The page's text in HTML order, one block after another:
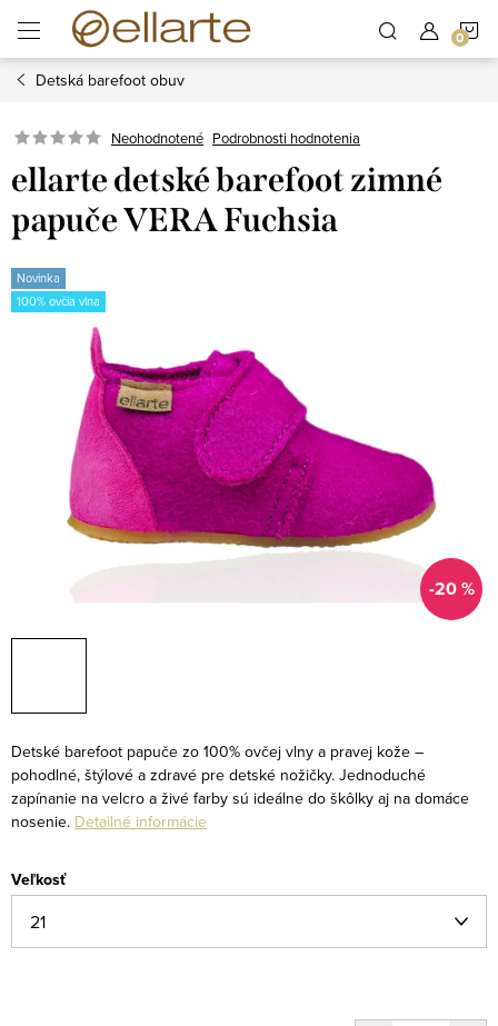
obsah
Detská barefoot obuv
Neohodnotené Podrobnosti hodnotenia
ellarte detské barefoot zimné
papuče VERA Fuchsia
Novinka
100% ovčia vlna
-20 %
Detské barefoot papuče zo 100% ovčej vlny a pravej kože –
pohodlné, štýlové a zdravé pre detské nožičky. Jednoduché
zapínanie na velcro a živé farby sú ideálne do škôlky aj na domáce
nosenie. Detailné informácie
Veľkosť